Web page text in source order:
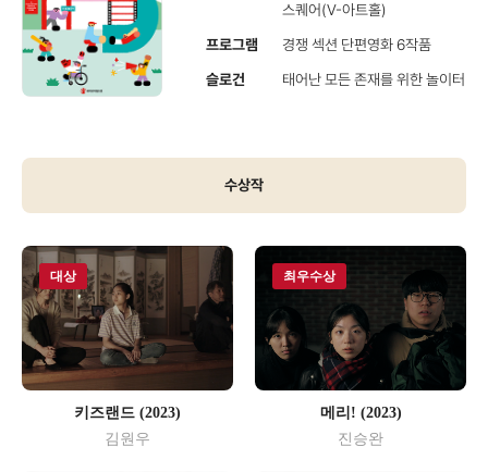
스퀘어(V-아트홀)
프로그램
경쟁 섹션 단편영화 6작품
슬로건
태어난 모든 존재를 위한 놀이터
수상작
대상
키즈랜드 (2023)
김원우
최우수상
메리! (2023)
진승완